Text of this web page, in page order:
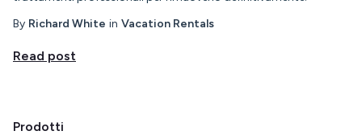
By Richard White in Vacation Rentals
Read post
Prodotti